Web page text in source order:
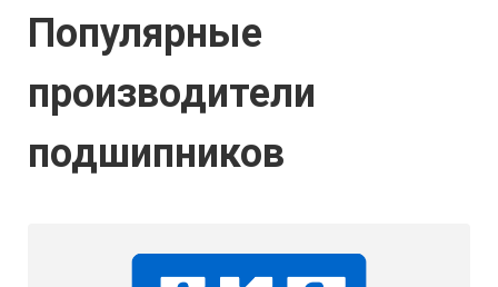
Популярные
производители
подшипников